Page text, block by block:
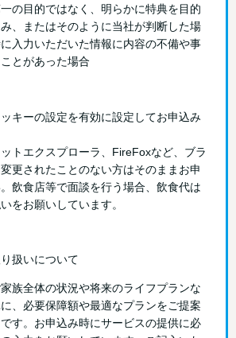
の目的ではなく、明らかに特典を目的
、またはそのように当社が判断した場
入力いただいた情報に内容の不備や事
とがあった場合
キーの設定を有効に設定してお申込み
トエクスプローラ、FireFoxなど、ブラ
更されたことのない方はそのままお申
飲食店等で面談を行う場合、飲食代は
をお願いしています。
扱いについて
族全体の状況や将来のライフプランな
、必要保障額や最適なプランをご提案
す。お申込み時にサービスの提供に必